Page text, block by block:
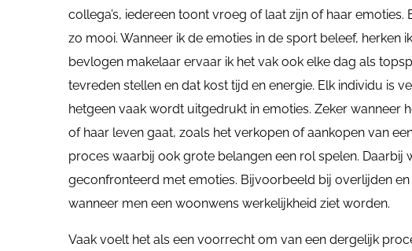
collega’s, iedereen toont vroeg of laat zijn of haar
zo mooi. Wanneer ik de emoties in de sport beleef, herken
bevlogen makelaar ervaar ik het vak ook elke dag als
tevreden stellen en dat kost tijd en energie. Elk individu is
hetgeen vaak wordt uitgedrukt in emoties. Zeker wanneer
of haar leven gaat, zoals het verkopen of aankopen van
proces waarbij ook grote belangen een rol spelen. Daarbij
geconfronteerd met emoties. Bijvoorbeeld bij overlijden
wanneer men een woonwens werkelijkheid ziet worden.
Vaak voelt het als een voorrecht om van een dergelijk